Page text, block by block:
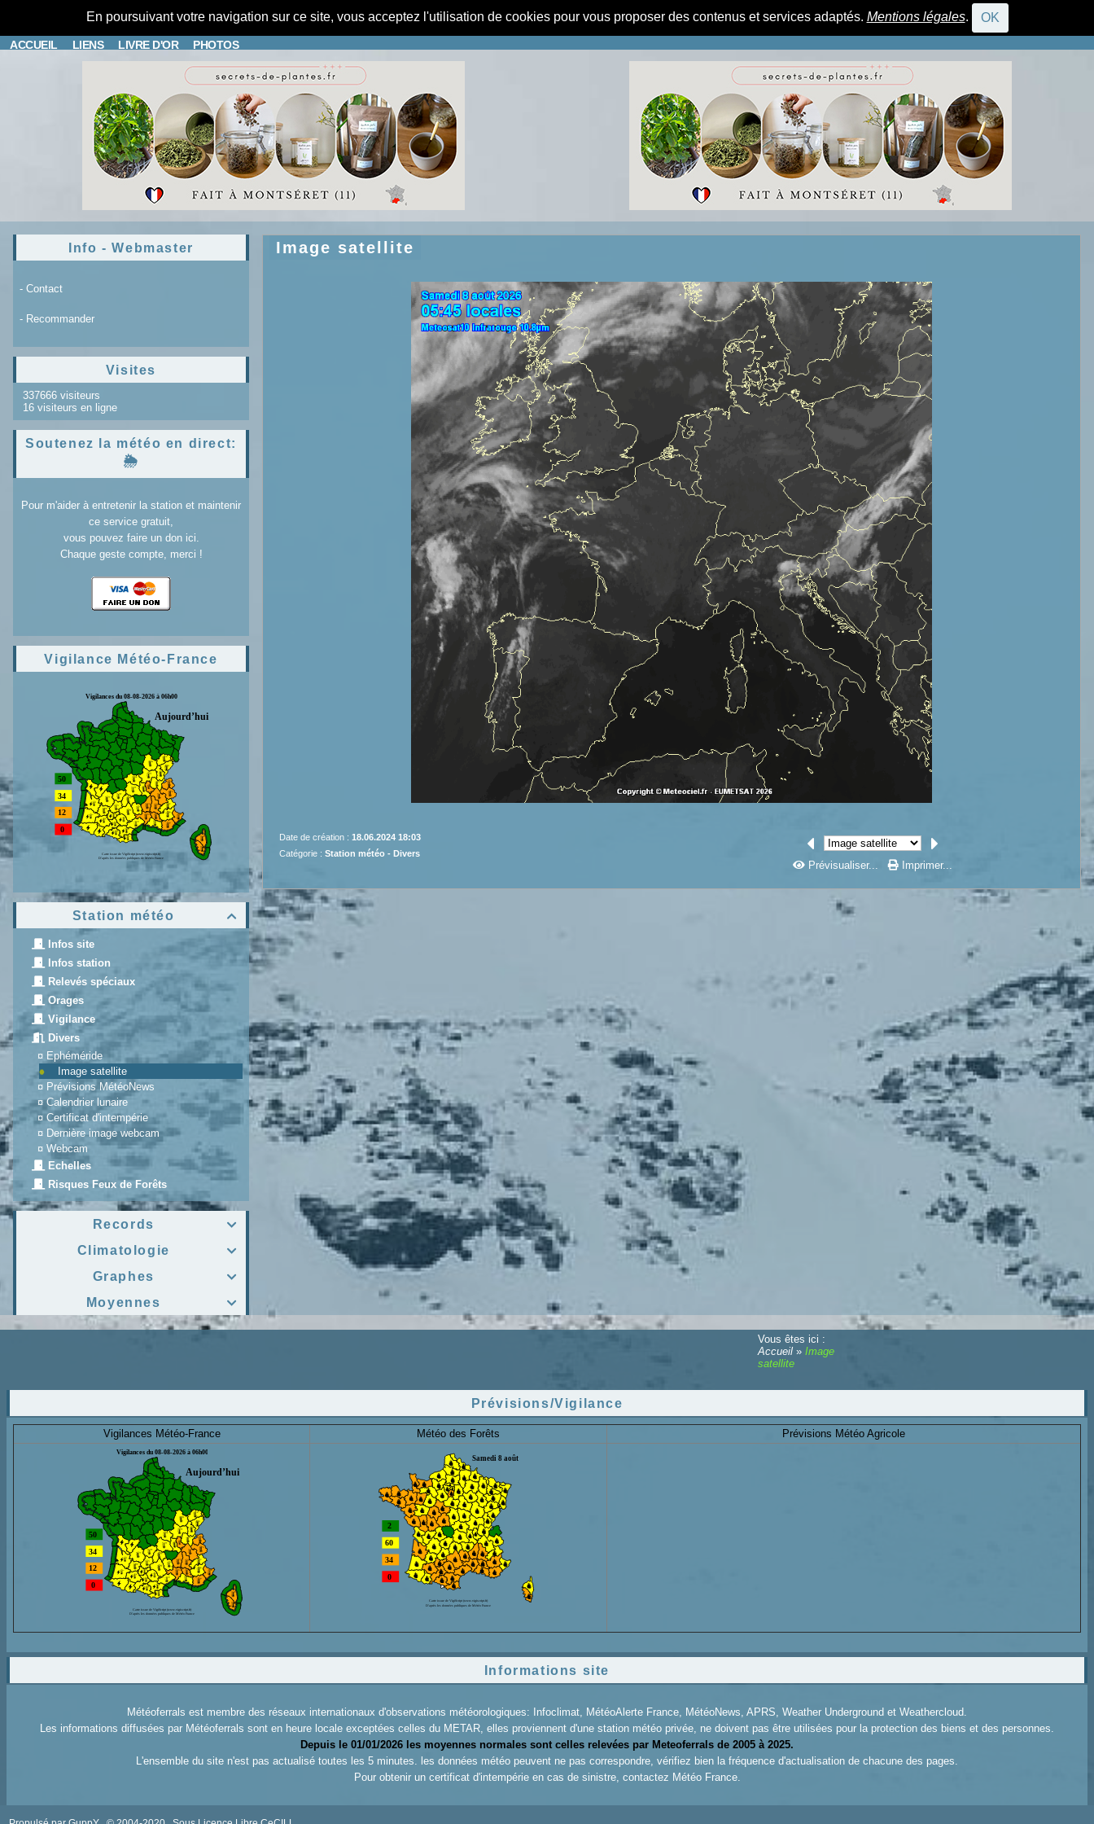
En poursuivant votre navigation sur ce site, vous acceptez l'utilisation de cookies pour vous proposer des contenus et services adaptés. Mentions légales. OK
ACCUEIL
CONNEXION
LIENS LIVRE D'OR PHOTOS
Info - Webmaster
- Contact
- Recommander
Visites
337666 visiteurs
16 visiteurs en ligne
Soutenez la météo en direct:
🌦️
Pour m'aider à entretenir la station et maintenir
ce service gratuit,
vous pouvez faire un don ici.
Chaque geste compte, merci !
Vigilance Météo-France

Station météo
Infos site
Infos station
Relevés spéciaux
Orages
Vigilance
Divers
¤ Ephéméride
Image satellite
¤ Prévisions MétéoNews
¤Calendrier lunaire
¤ Certificat d'intempérie
¤ Dernière image webcam
¤ Webcam
Echelles
Risques Feux de Forêts

Records

Climatologie

Graphes

Moyennes
Image satellite
Date de création : 18.06.2024 18:03
Catégorie : Station météo - Divers
Prévisualiser... Imprimer...
Vous êtes ici :
Accueil»Image
satellite
Prévisions/Vigilance
Vigilances Météo-France Météo des Forêts Prévisions Météo Agricole
Informations site
Météoferrals est membre des réseaux internationaux d'observations météorologiques: Infoclimat, MétéoAlerte France, MétéoNews, APRS, Weather Underground et Weathercloud.
Les informations diffusées par Météoferrals sont en heure locale exceptées celles du METAR, elles proviennent d'une station météo privée, ne doivent pas être utilisées pour la protection des biens et des personnes.
Depuis le 01/01/2026 les moyennes normales sont celles relevées par Meteoferrals de 2005 à 2025.
L'ensemble du site n'est pas actualisé toutes les 5 minutes. les données météo peuvent ne pas correspondre, vérifiez bien la fréquence d'actualisation de chacune des pages.
Pour obtenir un certificat d'intempérie en cas de sinistre, contactez Météo France.